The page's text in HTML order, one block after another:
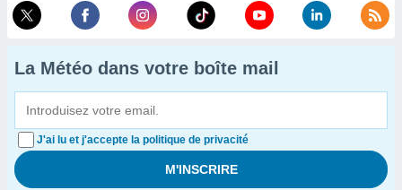
La Météo dans votre boîte mail
J'ai lu et j'accepte la politique de privacité